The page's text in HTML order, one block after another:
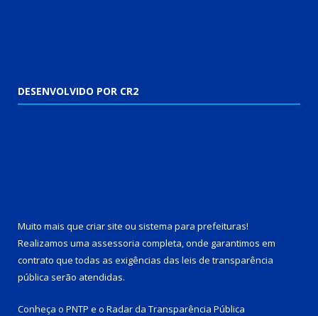
DESENVOLVIDO POR CR2
Muito mais que criar site ou sistema para prefeituras!
Realizamos uma assessoria completa, onde garantimos em
contrato que todas as exigências das leis de transparência
pública serão atendidas.
Conheça o PNTP e o Radar da Transparência Pública